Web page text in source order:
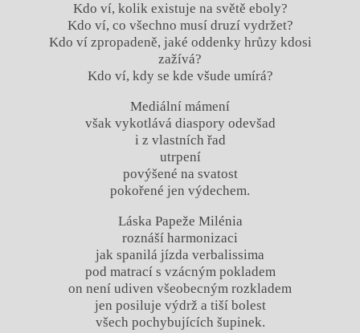
Kdo ví, kolik existuje na světě eboly?
Kdo ví, co všechno musí druzí vydržet?
Kdo ví zpropadeně, jaké oddenky hrůzy kdosi
zažívá?
Kdo ví, kdy se kde všude umírá?
Mediální mámení
však vykotlává diaspory odevšad
i z vlastních řad
utrpení
povýšené na svatost
pokořené jen výdechem.
Láska Papeže Milénia
roznáší harmonizaci
jak spanilá jízda verbalissima
pod matrací s vzácným pokladem
on není udiven všeobecným rozkladem
jen posiluje výdrž a tiší bolest
všech pochybujících šupinek.